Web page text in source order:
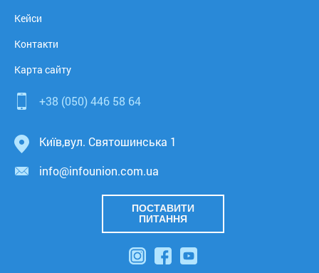
Кейси
Контакти
Карта сайту
+38 (050)446 58 64
Київ,вул. Святошинська 1
info@infounion.com.ua
ПОСТАВИТИ
ПИТАННЯ